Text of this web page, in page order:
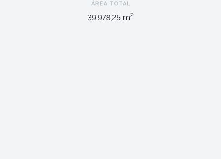
ÁREA TOTAL
39.978,25 m2